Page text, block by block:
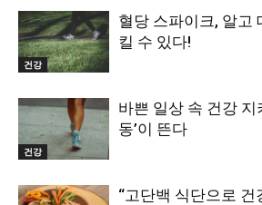
건강
혈당 스파이크, 알고
킬 수 있다!
건강
바쁜 일상 속 건강 지
동’이 뜬다
“고단백 식단으로 건